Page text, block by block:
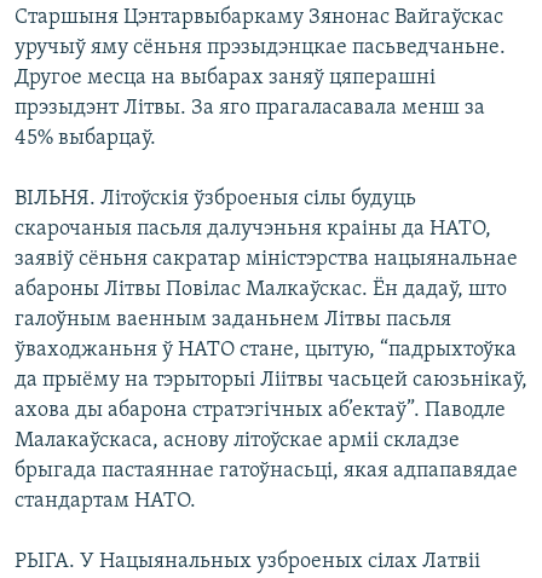
пошукуБЕЛАРУСЫ НА ВАЙНЕ
ПАЛІТВЯЗЬНІ
КУЛЬТУРА
КАЛЯНДАР
АЎДЫЁКНІГІ
PREMIUM
МОВА
НА ХВАЛЯХ СВАБОДЫ
TWITTER
Усе сайты РС/РСЭ
Старшыня Цэнтарвыбаркаму Зянонас Вайгаўскас
уручыў яму сёньня прэзыдэнцкае пасьведчаньне.
Другое месца на выбарах заняў цяперашні
прэзыдэнт Літвы. За яго прагаласавала менш за
45% выбарцаў.
ВІЛЬНЯ. Літоўскія ўзброеныя сілы будуць
скарочаныя пасьля далучэньня краіны да НАТО,
заявіў сёньня сакратар міністэрства нацыянальнае
абароны Літвы Повілас Малкаўскас. Ён дадаў, што
галоўным ваенным заданьнем Літвы пасьля
ўваходжаньня ў НАТО стане, цытую, “падрыхтоўка
да прыёму на тэрыторыі Ліітвы часьцей саюзьнікаў,
ахова ды абарона стратэгічных аб’ектаў”. Паводле
Малакаўскаса, аснову літоўскае арміі складзе
брыгада пастаяннае гатоўнасьці, якая адпапавядае
стандартам НАТО.
РЫГА. У Нацыянальных узброеных сілах Латвіі